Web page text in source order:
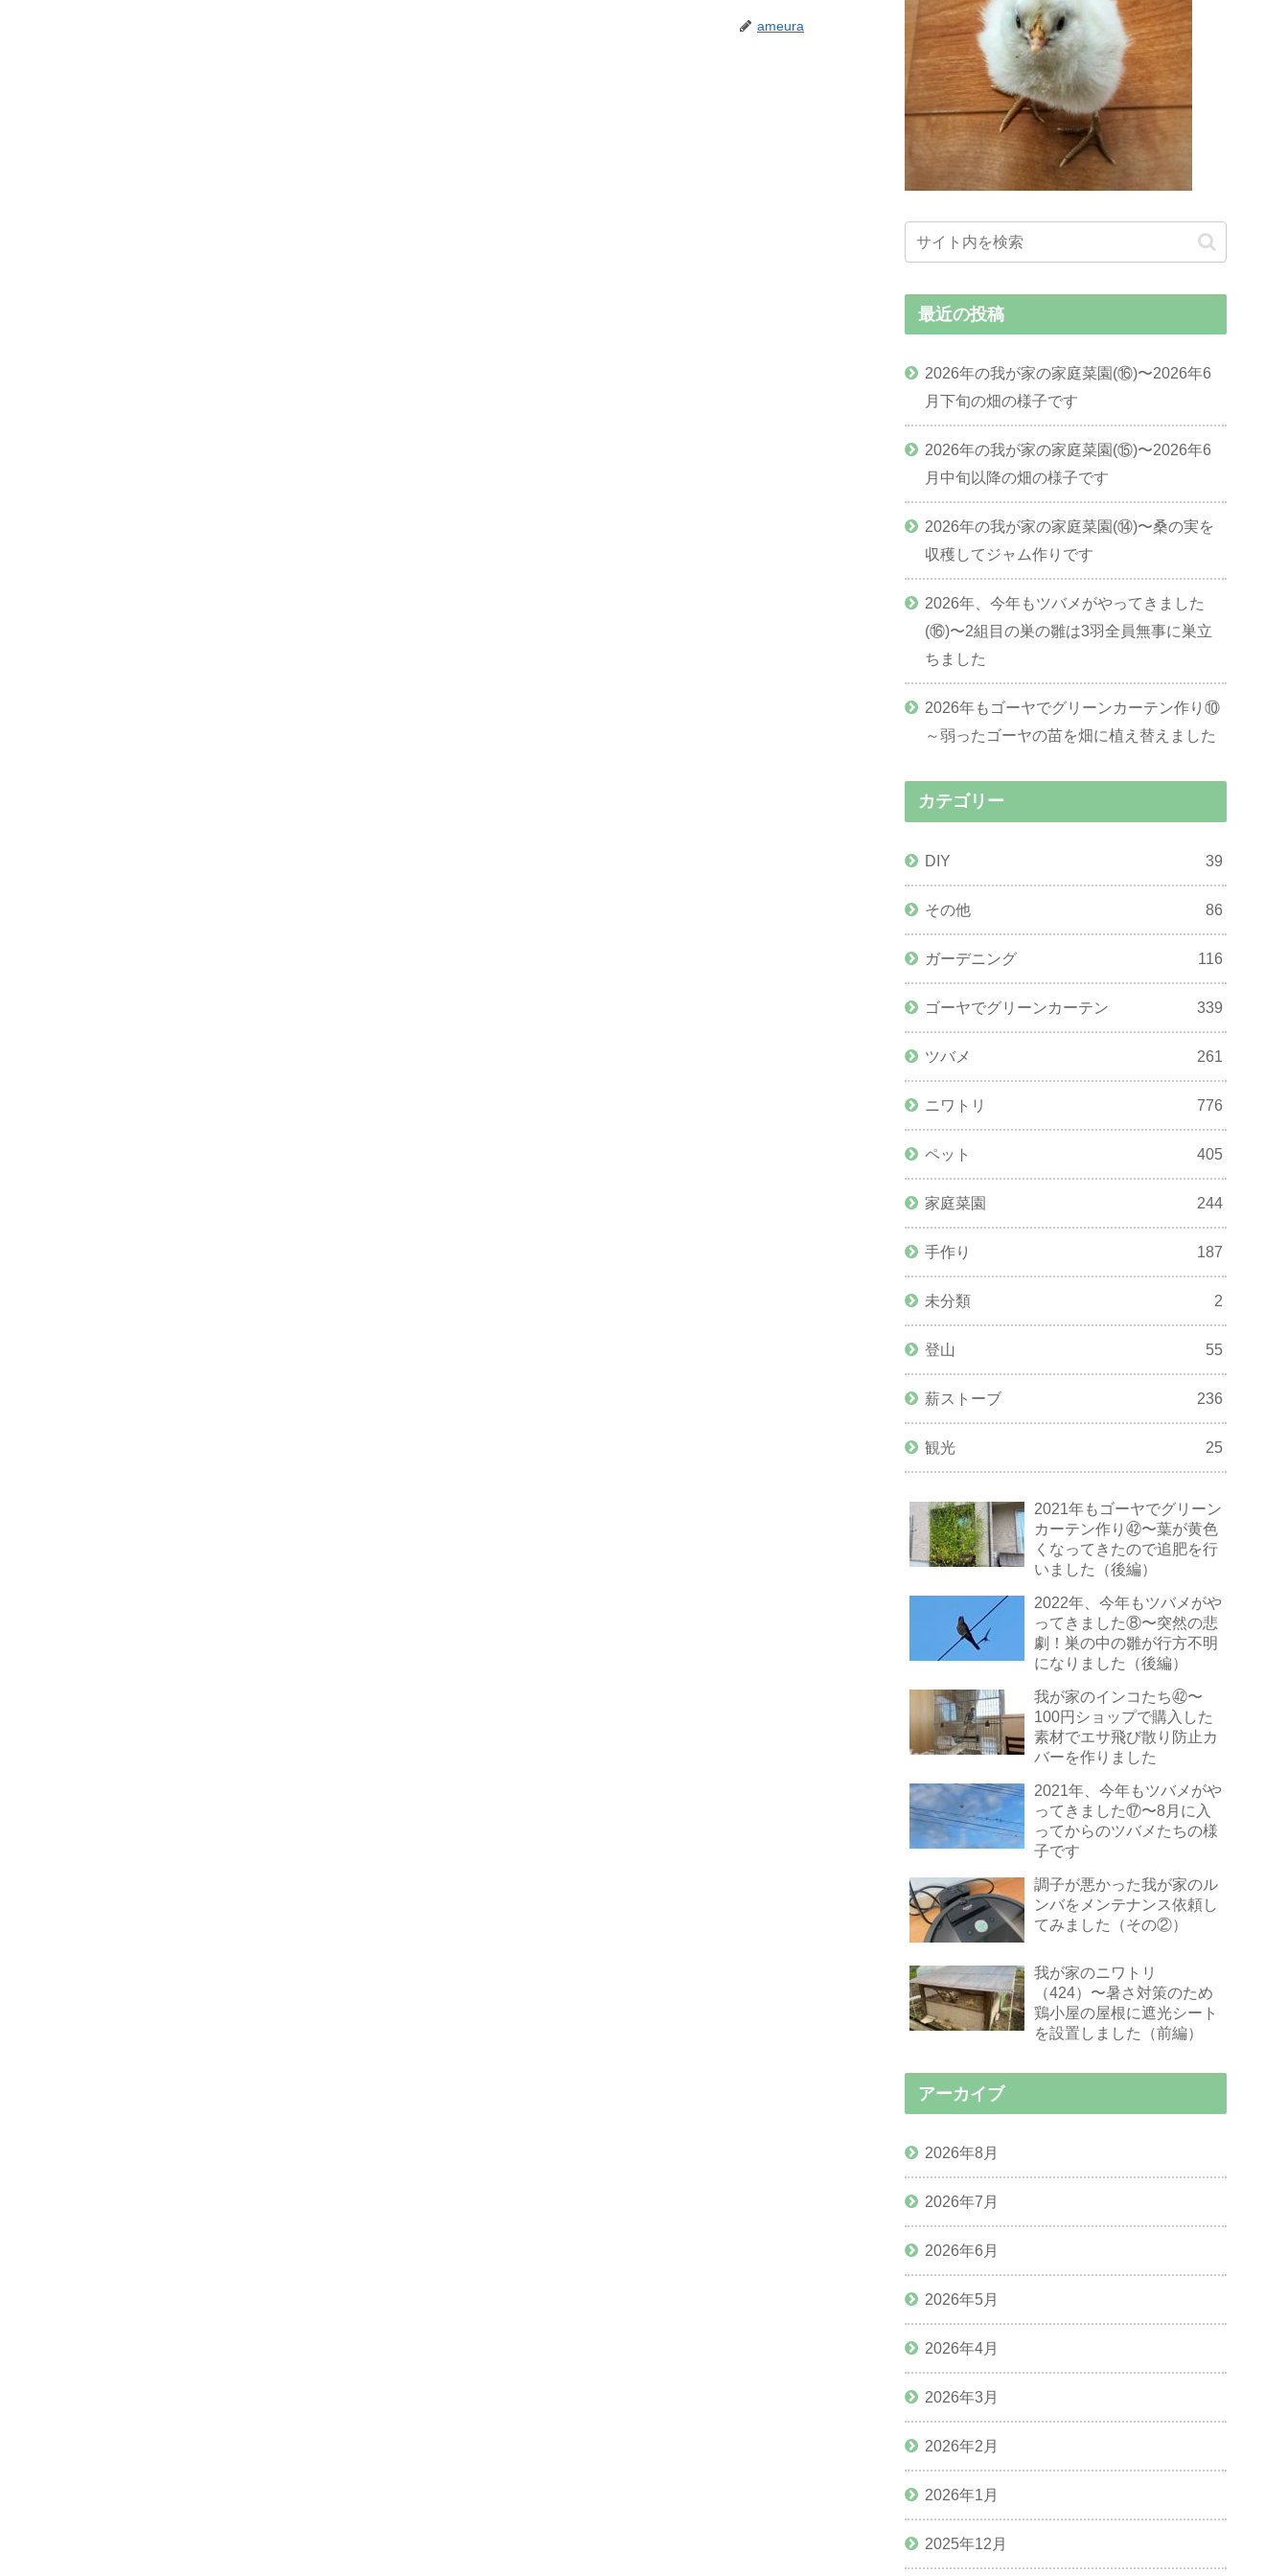
ameura
最近の投稿
2026年の我が家の家庭菜園(⑯)〜2026年6
月下旬の畑の様子です
2026年の我が家の家庭菜園(⑮)〜2026年6
月中旬以降の畑の様子です
2026年の我が家の家庭菜園(⑭)〜桑の実を
収穫してジャム作りです
2026年、今年もツバメがやってきました
(⑯)〜2組目の巣の雛は3羽全員無事に巣立
ちました
2026年もゴーヤでグリーンカーテン作り⑩
～弱ったゴーヤの苗を畑に植え替えました
カテゴリー
DIY 39
その他 86
ガーデニング 116
ゴーヤでグリーンカーテン 339
ツバメ 261
ニワトリ 776
ペット 405
家庭菜園 244
手作り 187
未分類 2
登山 55
薪ストーブ 236
観光 25
2021年もゴーヤでグリーン
カーテン作り㊷〜葉が黄色
くなってきたので追肥を行
いました（後編）
2022年、今年もツバメがや
ってきました⑧〜突然の悲
劇！巣の中の雛が行方不明
になりました（後編）
我が家のインコたち㊷〜
100円ショップで購入した
素材でエサ飛び散り防止カ
バーを作りました
2021年、今年もツバメがや
ってきました⑰〜8月に入
ってからのツバメたちの様
子です
調子が悪かった我が家のル
ンバをメンテナンス依頼し
てみました（その②）
我が家のニワトリ
（424）〜暑さ対策のため
鶏小屋の屋根に遮光シート
を設置しました（前編）
アーカイブ
2026年8月
2026年7月
2026年6月
2026年5月
2026年4月
2026年3月
2026年2月
2026年1月
2025年12月